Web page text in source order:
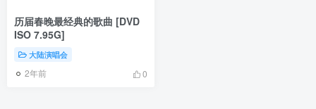
历届春晚最经典的歌曲 [DVD
ISO 7.95G]
大陆演唱会
2年前 0